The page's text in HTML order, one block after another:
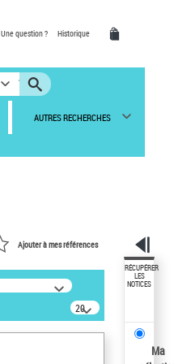
Une question ? Historique
AUTRES RECHERCHES
Ajouter à mes références
20
résultats/page
RÉCUPÉRER
LES
NOTICES
Ma